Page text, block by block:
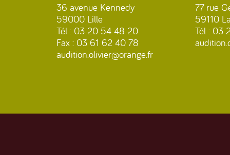
36 avenue Kennedy
59000 Lille
Tél : 03 20 54 48 20
Fax : 03 61 62 40 78
audition.olivier@orange.fr
77 rue
59110
Tél : 03